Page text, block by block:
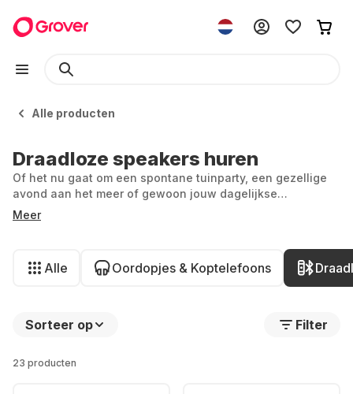
Alle producten
Draadloze speakers huren
Of het nu gaat om een spontane tuinparty, een gezellige
avond aan het meer of gewoon jouw dagelijkse
soundtrack—één ding mag niet ontbreken: een speaker
voor het perfecte geluid. En wie zegt dat je daar diep voor
Grover huur je altijd de nieuwste Bluetooth speakers en
audioboxen van merken als Soundboks, JBL, Sony en
Meer
Alle Oordopjes & Koptelefoons
Sorteer op Filter
23 producten